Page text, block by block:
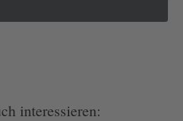
interessieren: